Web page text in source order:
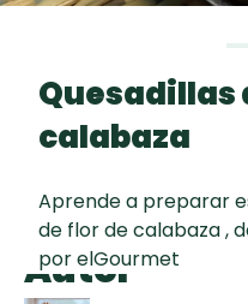
Quesadillas
calabaza
Aprende a preparar
de flor de calabaza ,
por elGourmet
Autor